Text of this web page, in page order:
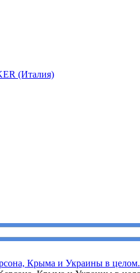
(Италия)
Крыма и Украины в целом.